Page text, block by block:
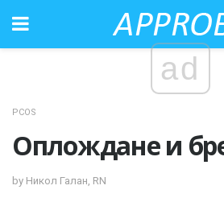
ad
PCOS
Оплождане и
by Никол Галан, RN